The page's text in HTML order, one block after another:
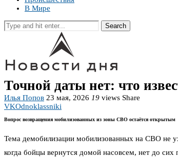
В Мире
Search
Точной даты нет: что
Илья Попов 23 мая, 2026 19 views Share
VKOdnoklassniki
Вопрос возвращения мобилизованных из зоны СВО остаётся открытым
Тема демобилизации мобилизованных на СВО не
когда бойцы вернутся домой насовсем, нет до сих